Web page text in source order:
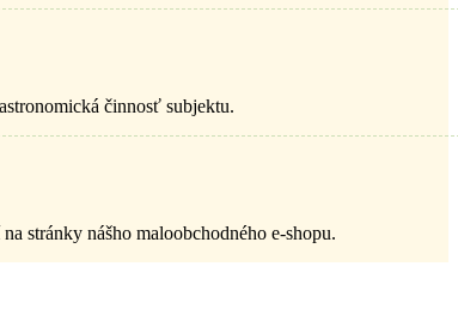
činnosť subjektu.
stránky nášho maloobchodného e-shopu.